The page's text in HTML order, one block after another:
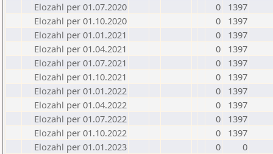
Elozahl per 01.07.2020
0
1397
Elozahl per 01.10.2020
0
1397
Elozahl per 01.01.2021
0
1397
Elozahl per 01.04.2021
0
1397
Elozahl per 01.07.2021
0
1397
Elozahl per 01.10.2021
0
1397
Elozahl per 01.01.2022
0
1397
Elozahl per 01.04.2022
0
1397
Elozahl per 01.07.2022
0
1397
Elozahl per 01.10.2022
0
1397
Elozahl per 01.01.2023
0
0